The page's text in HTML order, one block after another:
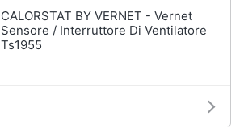
CALORSTAT BY VERNET - Vernet
Sensore / Interruttore Di Ventilatore
Ts1955